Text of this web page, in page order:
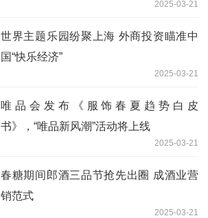
2025-03-21
世界主题乐园纷聚上海 外商投资瞄准中
国“快乐经济”
2025-03-21
唯品会发布《服饰春夏趋势白皮
书》，“唯品新风潮”活动将上线
2025-03-21
春糖期间郎酒三品节抢先出圈 成酒业营
销范式
2025-03-21